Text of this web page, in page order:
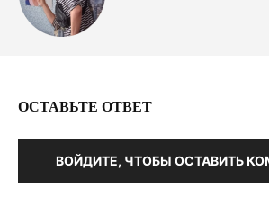
ОСТАВЬТЕ ОТВЕТ
ВОЙДИТЕ, ЧТОБЫ ОСТАВИТЬ